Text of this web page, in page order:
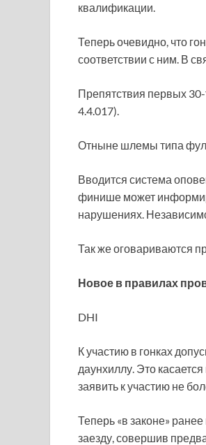
квалификации.
Теперь очевидно, что
соответствии с ним. В
Препятствия первых
4.4.017).
Отныне шлемы типа
Вводится система
финише может
нарушениях.
Так же оговариваются
Новое в правилах
DHI
К участию в гонках
даунхиллу. Это
заявить к участию не
Теперь «в законе»
заезду, совершив